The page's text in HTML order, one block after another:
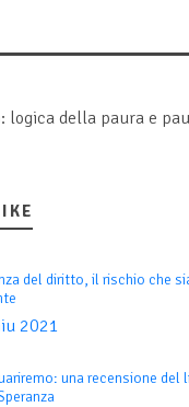
logica della paura e
del diritto, il rischio che
2021
una recensione del